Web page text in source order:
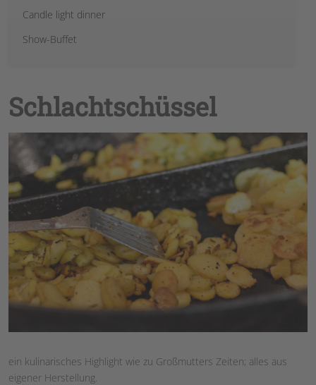
Candle light dinner
Show-Buffet
Schlachtschüssel
ein kulinarisches Highlight wie zu Großmutters Zeiten; alles aus
eigener Herstellung.